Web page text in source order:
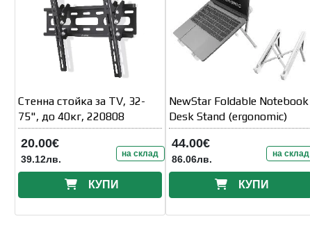
Стенна стойка за TV, 32-
75", до 40кг, 220808
20.00€
39.12лв. на склад
КУПИ
NewStar Foldable Notebook
Desk Stand (ergonomic)
44.00€
86.06лв. на склад
КУПИ